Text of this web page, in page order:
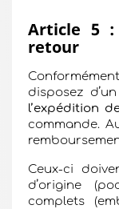
Article 5
retour
disposez
l’expédition
commande.
Ceux-ci
d’origine
complets